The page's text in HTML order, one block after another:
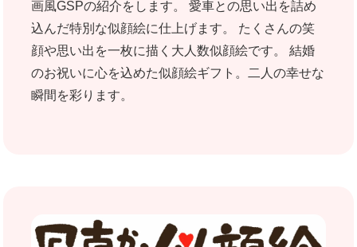
画風GSPの紹介をします。 愛車との思い出を詰め
込んだ特別な似顔絵に仕上げます。 たくさんの笑
顔や思い出を一枚に描く大人数似顔絵です。 結婚
のお祝いに心を込めた似顔絵ギフト。二人の幸せな
瞬間を彩ります。